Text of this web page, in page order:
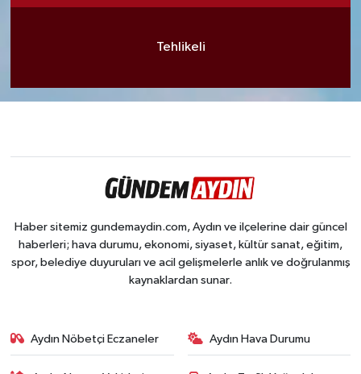
Tehlikeli
Haber sitemiz gundemaydin.com, Aydın ve ilçelerine dair güncel
haberleri; hava durumu, ekonomi, siyaset, kültür sanat, eğitim,
spor, belediye duyuruları ve acil gelişmelerle anlık ve doğrulanmış
kaynaklardan sunar.
Aydın Nöbetçi Eczaneler Aydın Hava Durumu